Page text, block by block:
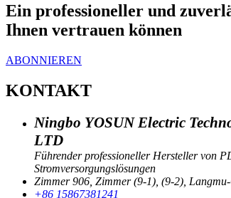
Ein professioneller und
Ihnen vertrauen können
ABONNIEREN
KONTAKT
Ningbo YOSUN Electric
LTD
Führender professioneller Hersteller von
Stromversorgungslösungen
Zimmer 906, Zimmer (9-1), (9-2),
+86 15867381241